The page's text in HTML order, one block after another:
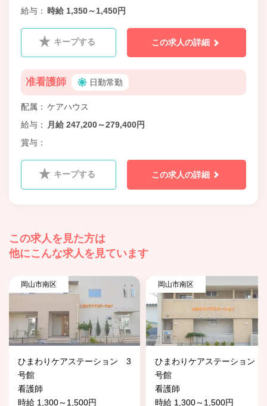
給与 時給 1,350～1,450円
キープする この求人の詳細
准看護師 日勤常勤
配属
ケアハウス
給与
月給 247,200～279,400円
賞与
キープする この求人の詳細
この求人を見た方は
他にこんな求人を見ています
岡山市南区
ひまわりケアステーション 3
号館
看護師
時給 1,300～1,500円
岡山市南区
ひまわりケアステーション
号館
看護師
時給 1,300～1,500円